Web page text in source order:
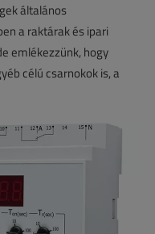
általános
a raktárak és ipari
emlékezzünk, hogy
célú csarnokok is, a